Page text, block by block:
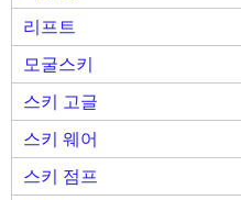
리프트
모굴스키
스키 고글
스키 웨어
스키 점프